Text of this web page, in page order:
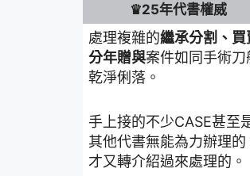
♛25年代書權威
處理複雜的繼承分割、買
分年贈與案件如同手術刀
乾淨俐落。
手上接的不少CASE甚至
其他代書無能為力辦理的
才又轉介紹過來處理的。